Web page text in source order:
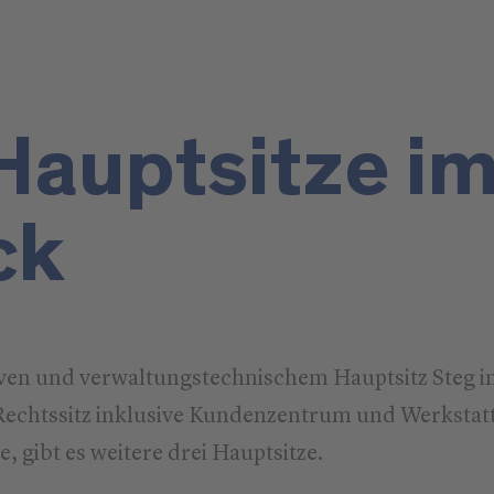
im
und verwaltungstechnischem Hauptsitz Steg
inklusive Kundenzentrum und
gibt es weitere drei Hauptsitze.